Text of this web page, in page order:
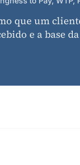
que um
e a base